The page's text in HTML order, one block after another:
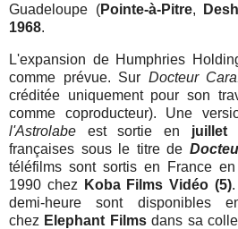
Guadeloupe (Pointe-à-Pitre,
1968.
L'expansion de Humphries
comme prévue. Sur Docteur
créditée uniquement pour son
comme coproducteur). Une
l'Astrolabe est sortie en juillet
françaises sous le titre de
téléfilms sont sortis en France
1990 chez
Koba Films Vidéo (5)
demi-heure sont disponibles
chez Elephant Filmsdans sa